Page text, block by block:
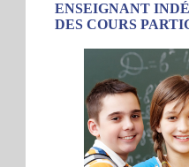
ENSEIGNANT
DES COURS